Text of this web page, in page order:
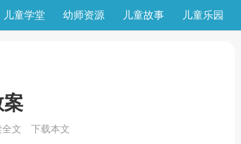
儿童学堂 幼师资源 儿童故事 儿童乐园
案
全文 下载本文